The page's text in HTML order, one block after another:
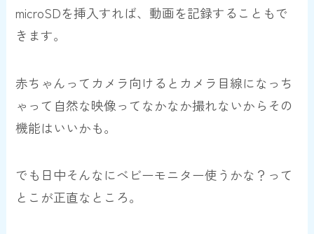
microSDを挿入すれば、動画を記録することもで
きます。
赤ちゃんってカメラ向けるとカメラ目線になっち
ゃって自然な映像ってなかなか撮れないからその
機能はいいかも。
でも日中そんなにベビーモニター使うかな？って
とこが正直なところ。